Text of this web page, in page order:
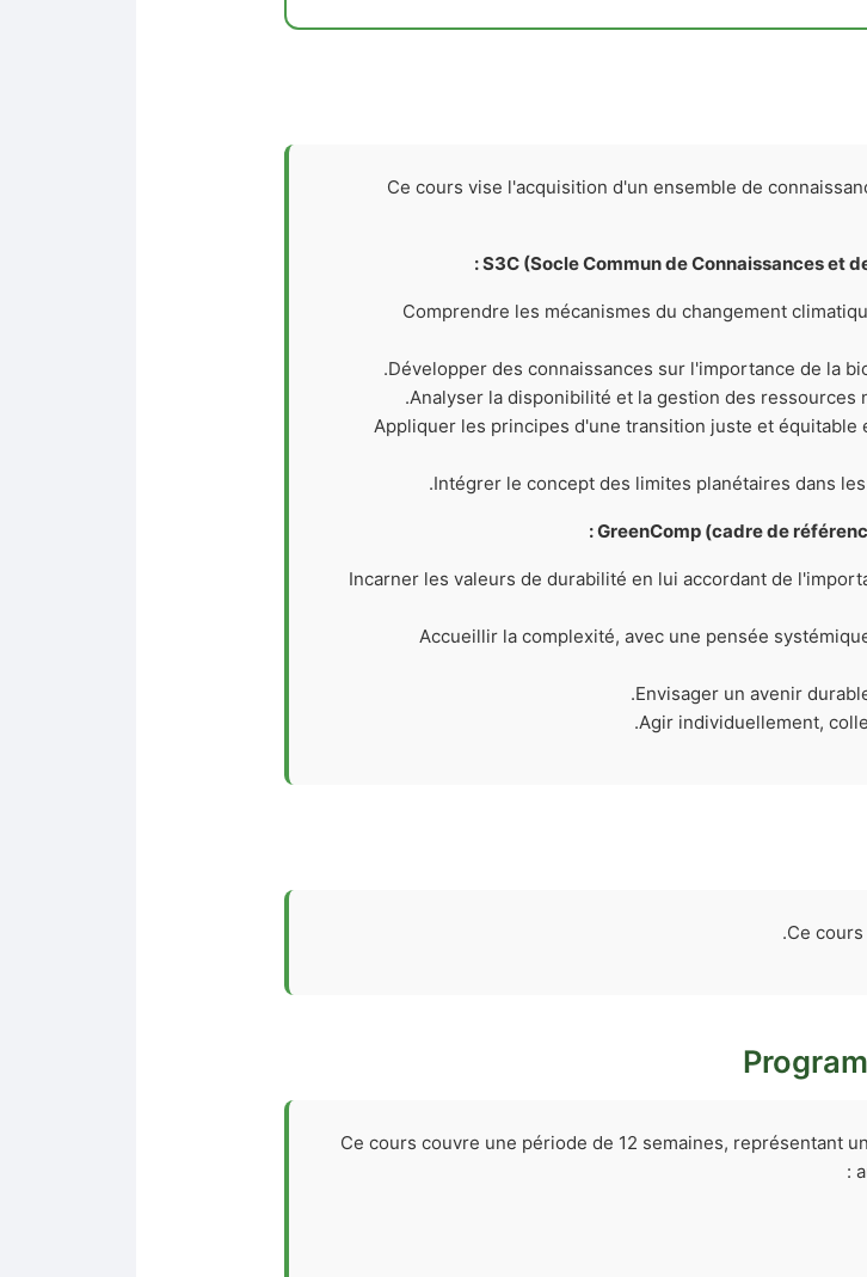
Ce cours vise l'acquisition d'un ensemble de
S3C (Socle Commun de Connaissances et
Comprendre les mécanismes du changement
Développer des connaissances sur l'importance de la
Analyser la disponibilité et la gestion des ressources
Appliquer les principes d'une transition juste et
Intégrer le concept des limites planétaires dans
GreenComp (cadre de
Incarner les valeurs de durabilité en lui accordant de
Accueillir la complexité, avec une pensée
Envisager un avenir
Agir individuellement,
Ce
.
Ce cours couvre une période de 12 semaines, représentant